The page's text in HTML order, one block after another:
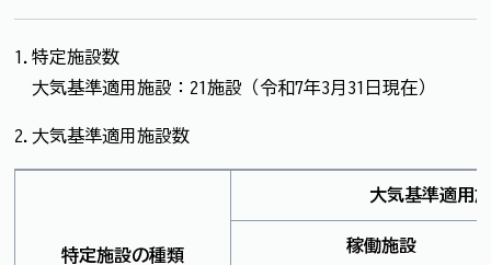
1.特定施設数
大気基準適用施設：21施設（令和7年3月31日現在）
2.大気基準適用施設数
特定施設の種類
大気基準適用
稼働施設